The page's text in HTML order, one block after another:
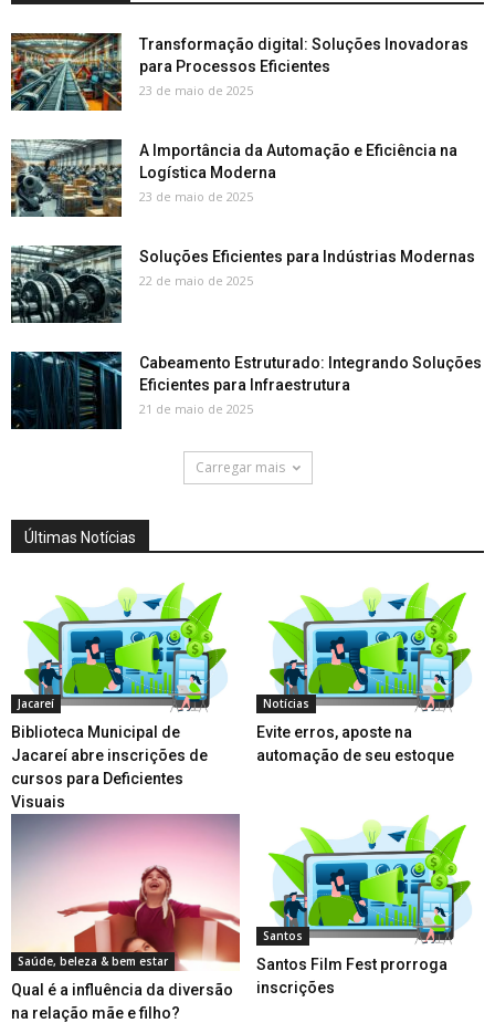
Transformação digital: Soluções Inovadoras
para Processos Eficientes
23 de maio de 2025
A Importância da Automação e Eficiência na
Logística Moderna
23 de maio de 2025
Soluções Eficientes para Indústrias Modernas
22 de maio de 2025
Cabeamento Estruturado: Integrando Soluções
Eficientes para Infraestrutura
21 de maio de 2025
Carregar mais
Últimas Notícias
Jacareí
Biblioteca Municipal de
Jacareí abre inscrições de
cursos para Deficientes
Visuais
Notícias
Evite erros, aposte na
automação de seu estoque
Saúde, beleza & bem estar
Qual é a influência da diversão
na relação mãe e filho?
Santos
Santos Film Fest prorroga
inscrições